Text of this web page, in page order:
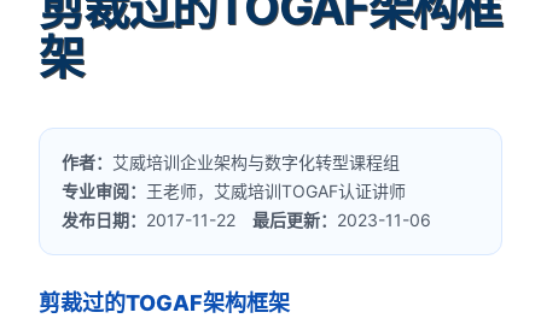
架
作者： 艾威培训企业架构与数字化转型课程组
专业审阅： 王老师，艾威培训TOGAF认证讲师
发布日期： 2017-11-22最后更新： 2023-11-06
剪裁过的TOGAF架构框架